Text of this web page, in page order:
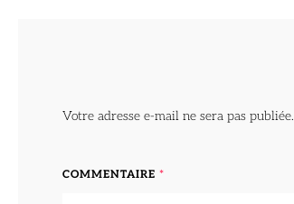
Votre adresse e-mail ne sera pas publiée.
COMMENTAIRE *